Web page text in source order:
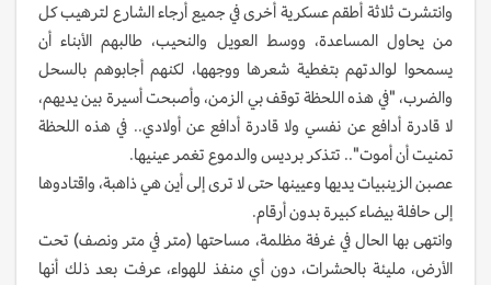
وانتشرت ثلاثة أطقم عسكرية أخرى في جميع أرجاء الشارع لترهيب كل
من يحاول المساعدة، ووسط العويل والنحيب، طالبهم الأبناء أن
يسمحوا لوالدتهم بتغطية شعرها ووجهها، لكنهم أجابوهم بالسحل
والضرب، "في هذه اللحظة توقف بي الزمن، وأصبحت أسيرة بين يديهم،
لا قادرة أدافع عن نفسي ولا قادرة أدافع عن أولادي.. في هذه اللحظة
تمنيت أن أموت".. تتذكر برديس والدموع تغمر عينيها.
عصبن الزينبيات يديها وعيينها حتى لا ترى إلى أين هي ذاهبة، واقتادوها
إلى حافلة بيضاء كبيرة بدون أرقام.
وانتهى بها الحال في غرفة مظلمة، مساحتها (متر في متر ونصف) تحت
الأرض، مليئة بالحشرات، دون أي منفذ للهواء، عرفت بعد ذلك أنها